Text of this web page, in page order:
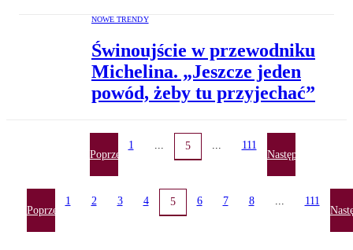
NOWE TRENDY
Świnoujście w przewodniku
Michelina. „Jeszcze jeden
powód, żeby tu przyjechać”
Poprzednia
1 ... 5 ... 111
Następna
Poprzednia
1 2 3 4 5 6 7 8 ... 111